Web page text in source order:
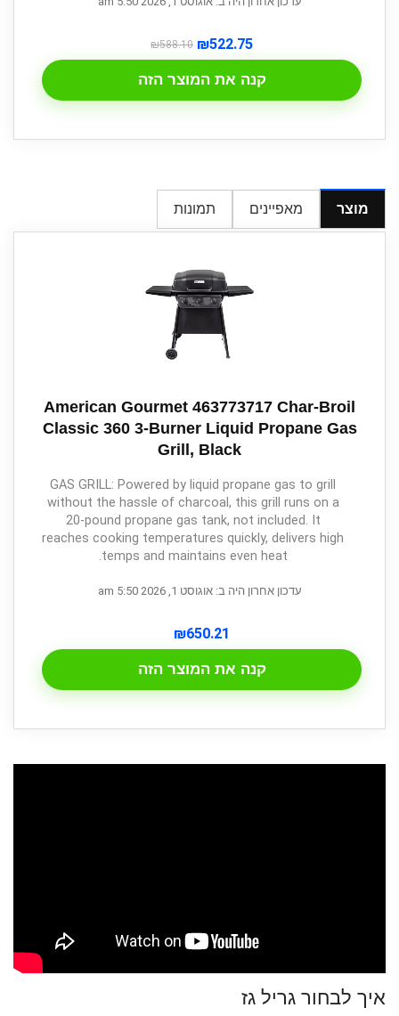
₪522.75
₪588.10
קנה את המוצר הזה
מוצר מאפיינים תמונות
American Gourmet 463773717 Char-Broil
Classic 360 3-Burner Liquid Propane Gas
Grill, Black
GAS GRILL: Powered by liquid propane gas to grill
without the hassle of charcoal, this grill runs on a
20-pound propane gas tank, not included. It
reaches cooking temperatures quickly, delivers high
temps and maintains even heat.
עדכון אחרון היה ב: אוגוסט 1, 2026 5:50 am
₪650.21
קנה את המוצר הזה
איך לבחור גריל גז